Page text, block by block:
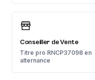
Conseiller de Vente
Titre pro RNCP37098 en
alternance